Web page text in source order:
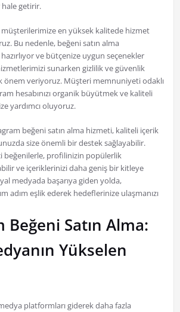
getirir.
en yüksek kalitede hizmet
Bu nedenle, beğeni satın alma
ve bütçenize uygun seçenekler
sunarken gizlilik ve güvenlik
önem veriyoruz. Müşteri memnuniyeti odaklı
hesabınızı organik büyütmek ve kaliteli
yardımcı oluyoruz.
beğeni satın alma hizmeti, kaliteli içerik
size önemli bir destek sağlayabilir.
beğenilerle, profilinizin popülerlik
ve içeriklerinizi daha geniş bir kitleye
medyada başarıya giden yolda,
adım eşlik ederek hedeflerinize ulaşmanızı
Beğeni Satın Alma:
Yükselen
platformları giderek daha fazla